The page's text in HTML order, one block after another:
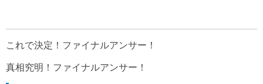
これで決定！ファイナルアンサー！
真相究明！ファイナルアンサー！